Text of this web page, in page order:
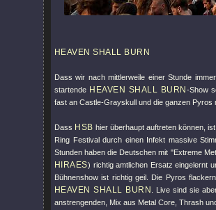
HEAVEN SHALL BURN
Dass wir nach mittlerweile einer Stunde
startende HEAVEN SHALL BURN -Show
fast an Castle-Grayskull und die ganzen Pyros
Dass HSB hier überhaupt auftreten können,
Ring Festival durch einen Infekt massive
Stunden haben die Deutschen mit "Extreme
HIRAES) richtig amtlichen Ersatz eingelernt
Bühnenshow ist richtig geil. Die Pyros
HEAVEN SHALL BURN
. Live sind sie
anstrengenden, Mix aus Metal Core, Thrash